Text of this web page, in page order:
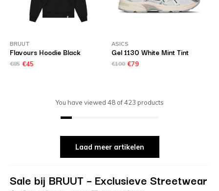
BRUUT
Flavours Hoodie Black
€85 €45
ASICS
Gel 1130 White Mint Tint
€100 €79
You have viewed 48 of423 products
Laad meer artikelen
Sale bij BRUUT – Exclusieve Streetwear